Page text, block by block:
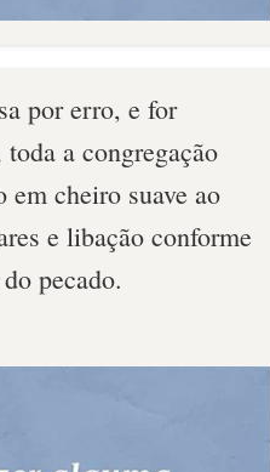
por erro, e for
a congregação
em cheiro suave ao
e libação conforme
pecado.